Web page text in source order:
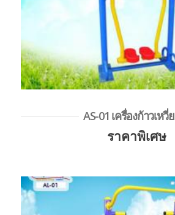
AS-01 เครื่องก้าวเหวี่
ราคาพิเศษ